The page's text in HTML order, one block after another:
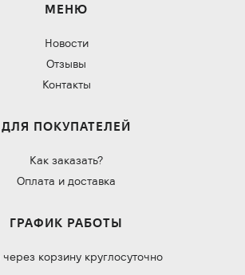
МЕНЮ
Новости
Отзывы
Контакты
ДЛЯ ПОКУПАТЕЛЕЙ
Как заказать?
Оплата и доставка
ГРАФИК РАБОТЫ
через корзину круглосуточно